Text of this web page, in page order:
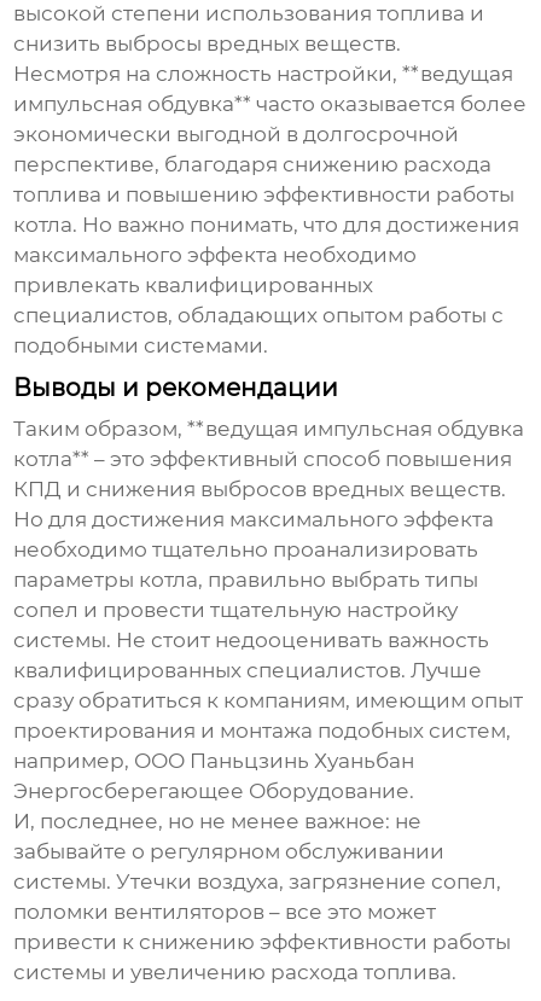
высокой степени использования топлива и
снизить выбросы вредных веществ.
Несмотря на сложность настройки, **ведущая
импульсная обдувка** часто оказывается более
экономически выгодной в долгосрочной
перспективе, благодаря снижению расхода
топлива и повышению эффективности работы
котла. Но важно понимать, что для достижения
максимального эффекта необходимо
привлекать квалифицированных
специалистов, обладающих опытом работы с
подобными системами.
Выводы и рекомендации
Таким образом, **ведущая импульсная обдувка
котла** – это эффективный способ повышения
КПД и снижения выбросов вредных веществ.
Но для достижения максимального эффекта
необходимо тщательно проанализировать
параметры котла, правильно выбрать типы
сопел и провести тщательную настройку
системы. Не стоит недооценивать важность
квалифицированных специалистов. Лучше
сразу обратиться к компаниям, имеющим опыт
проектирования и монтажа подобных систем,
например, ООО Паньцзинь Хуаньбан
Энергосберегающее Оборудование.
И, последнее, но не менее важное: не
забывайте о регулярном обслуживании
системы. Утечки воздуха, загрязнение сопел,
поломки вентиляторов – все это может
привести к снижению эффективности работы
системы и увеличению расхода топлива.